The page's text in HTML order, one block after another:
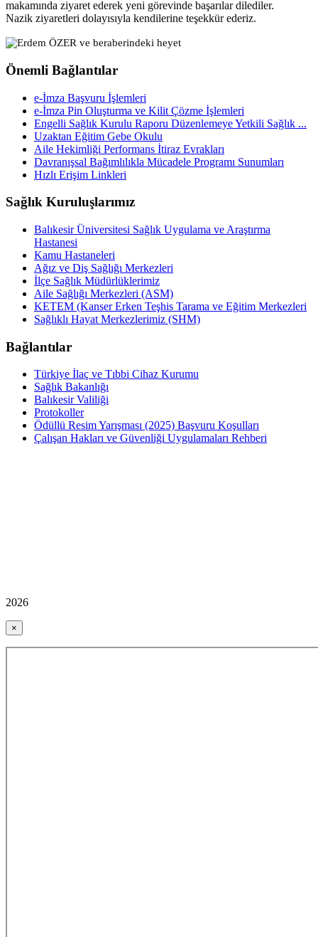
makamında ziyaret ederek yeni görevinde başarılar dilediler.
‎Nazik ziyaretleri dolayısıyla kendilerine teşekkür ederiz.
Önemli Bağlantılar
e-İmza Başvuru İşlemleri
e-İmza Pin Oluşturma ve Kilit Çözme İşlemleri
Engelli Sağlık Kurulu Raporu Düzenlemeye Yetkili Sağlık ...
Uzaktan Eğitim Gebe Okulu
Aile Hekimliği Performans İtiraz Evrakları
Davranışsal Bağımlılıkla Mücadele Programı Sunumları
Hızlı Erişim Linkleri
Sağlık Kuruluşlarımız
Balıkesir Üniversitesi Sağlık Uygulama ve Araştırma
Hastanesi
Kamu Hastaneleri
Ağız ve Diş Sağlığı Merkezleri
İlçe Sağlık Müdürlüklerimiz
Aile Sağlığı Merkezleri (ASM)
KETEM (Kanser Erken Teşhis Tarama ve Eğitim Merkezleri
Sağlıklı Hayat Merkezlerimiz (SHM)
Bağlantılar
Türkiye İlaç ve Tıbbi Cihaz Kurumu
Sağlık Bakanlığı
Balıkesir Valiliği
Protokoller
Ödüllü Resim Yarışması (2025) Başvuru Koşulları
Çalışan Hakları ve Güvenliği Uygulamaları Rehberi
2026
×